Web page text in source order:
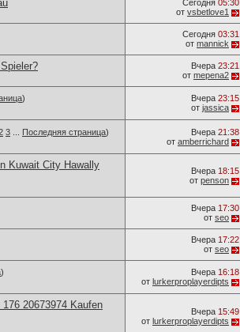
Сегодня 05:30
от vsbetlove1
Сегодня 03:31
от mannick
Вчера 23:21
от mepena2
)
Вчера 23:15
от jassica
3 Последняя страница)
Вчера 21:38
от amberrichard
Kuwait City Hawally
Вчера 18:15
от penson
Вчера 17:30
от seo
Вчера 17:22
от seo
)
Вчера 16:18
от lurkerproplayerdipts
20673974 Kaufen
Вчера 15:49
от lurkerproplayerdipts